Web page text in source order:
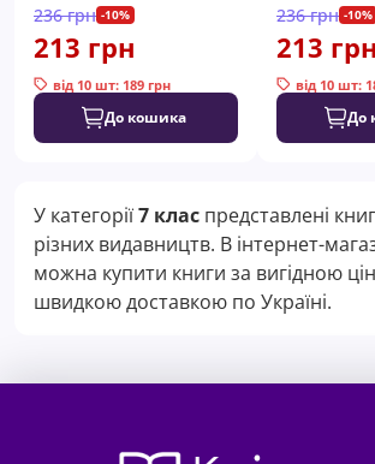
236 грн -10%
213 грн
від 10 шт: 189 грн
До кошика
236 грн -10%
213 грн
від 10 шт:
До
У категорії7 клас представлені
різних видавництв. В інтернет-
можна купити книги за вигідною
швидкою доставкою по Україні.